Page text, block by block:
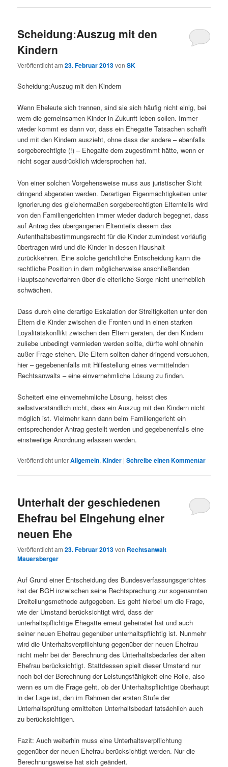
Scheidung:Auszug mit den
Kindern
Veröffentlicht am23. Februar 2013vonSK
Scheidung:Auszug mit den Kindern
Wenn Eheleute sich trennen, sind sie sich häufig nicht einig, bei
wem die gemeinsamen Kinder in Zukunft leben sollen. Immer
wieder kommt es dann vor, dass ein Ehegatte Tatsachen schafft
und mit den Kindern auszieht, ohne dass der andere – ebenfalls
sorgeberechtigte (!) – Ehegatte dem zugestimmt hätte, wenn er
nicht sogar ausdrücklich widersprochen hat.
Von einer solchen Vorgehensweise muss aus juristischer Sicht
dringend abgeraten werden. Derartigen Eigenmächtigkeiten unter
Ignorierung des gleichermaßen sorgeberechtigten Elternteils wird
von den Familiengerichten immer wieder dadurch begegnet, dass
auf Antrag des übergangenen Elternteils diesem das
Aufenthaltsbestimmungsrecht für die Kinder zumindest vorläufig
übertragen wird und die Kinder in dessen Haushalt
zurückkehren. Eine solche gerichtliche Entscheidung kann die
rechtliche Position in dem möglicherweise anschließenden
Hauptsacheverfahren über die elterliche Sorge nicht unerheblich
schwächen.
Dass durch eine derartige Eskalation der Streitigkeiten unter den
Eltern die Kinder zwischen die Fronten und in einen starken
Loyalitätskonflikt zwischen den Eltern geraten, der den Kindern
zuliebe unbedingt vermieden werden sollte, dürfte wohl ohnehin
außer Frage stehen. Die Eltern sollten daher dringend versuchen,
hier – gegebenenfalls mit Hilfestellung eines vermittelnden
Rechtsanwalts – eine einvernehmliche Lösung zu finden.
Scheitert eine einvernehmliche Lösung, heisst dies
selbstverständlich nicht, dass ein Auszug mit den Kindern nicht
möglich ist. Vielmehr kann dann beim Familiengericht ein
entsprechender Antrag gestellt werden und gegebenenfalls eine
einstweilige Anordnung erlassen werden.
Veröffentlicht unterAllgemein,Kinder |Schreibe einen Kommentar
Unterhalt der geschiedenen
Ehefrau bei Eingehung einer
neuen Ehe
Veröffentlicht am23. Februar 2013von Rechtsanwalt
Mauersberger
Auf Grund einer Entscheidung des Bundesverfassungsgerichtes
hat der BGH inzwischen seine Rechtsprechung zur sogenannten
Dreiteilungsmethode aufgegeben. Es geht hierbei um die Frage,
wie der Umstand berücksichtigt wird, dass der
unterhaltspflichtige Ehegatte erneut geheiratet hat und auch
seiner neuen Ehefrau gegenüber unterhaltspflichtig ist. Nunmehr
wird die Unterhaltsverpflichtung gegenüber der neuen Ehefrau
nicht mehr bei der Berechnung des Unterhaltsbedarfes der alten
Ehefrau berücksichtigt. Stattdessen spielt dieser Umstand nur
noch bei der Berechnung der Leistungsfähigkeit eine Rolle, also
wenn es um die Frage geht, ob der Unterhaltspflichtige überhaupt
in der Lage ist, den im Rahmen der ersten Stufe der
Unterhaltsprüfung ermittelten Unterhaltsbedarf tatsächlich auch
zu berücksichtigen.
Fazit: Auch weiterhin muss eine Unterhaltsverpflichtung
gegenüber der neuen Ehefrau berücksichtigt werden. Nur die
Berechnungsweise hat sich geändert.